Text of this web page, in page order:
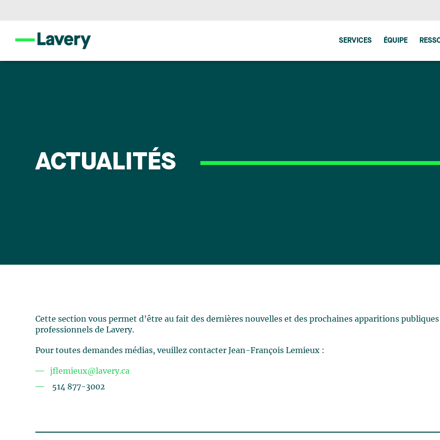
SERVICES ÉQUIPE
ACTUALITÉS
Cette section vous permet d’être au fait des dernières nouvelles et des prochaines apparitions publiques
professionnels de Lavery.
Pour toutes demandes médias, veuillez contacter Jean-François Lemieux :
jflemieux@lavery.ca
514 877-3002